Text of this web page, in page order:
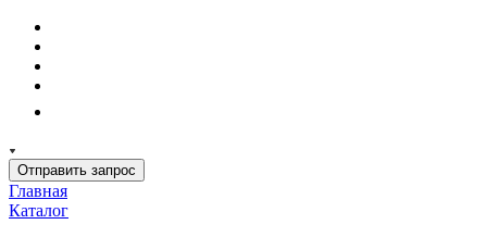
Отправить запрос
Главная
Каталог